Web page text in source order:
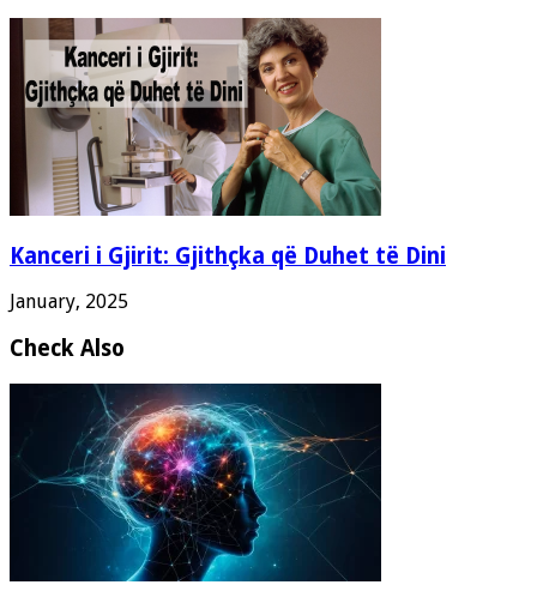
Kanceri i Gjirit: Gjithçka që Duhet të Dini
January, 2025
Check Also